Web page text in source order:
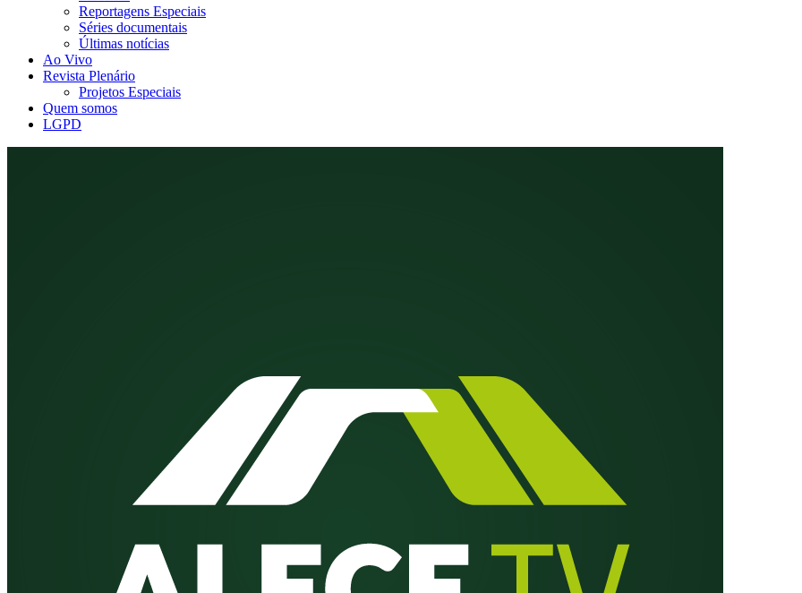
Reportagens Especiais
Séries documentais
Últimas notícias
Ao Vivo
Revista Plenário
Projetos Especiais
Quem somos
LGPD